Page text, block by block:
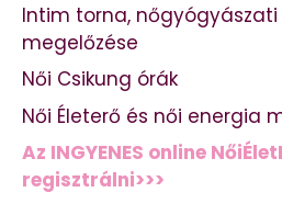
Intim torna,
megelőzése
Női Csikung órák
Női Életerő és női energia
Az INGYENES online
regisztrálni>>>